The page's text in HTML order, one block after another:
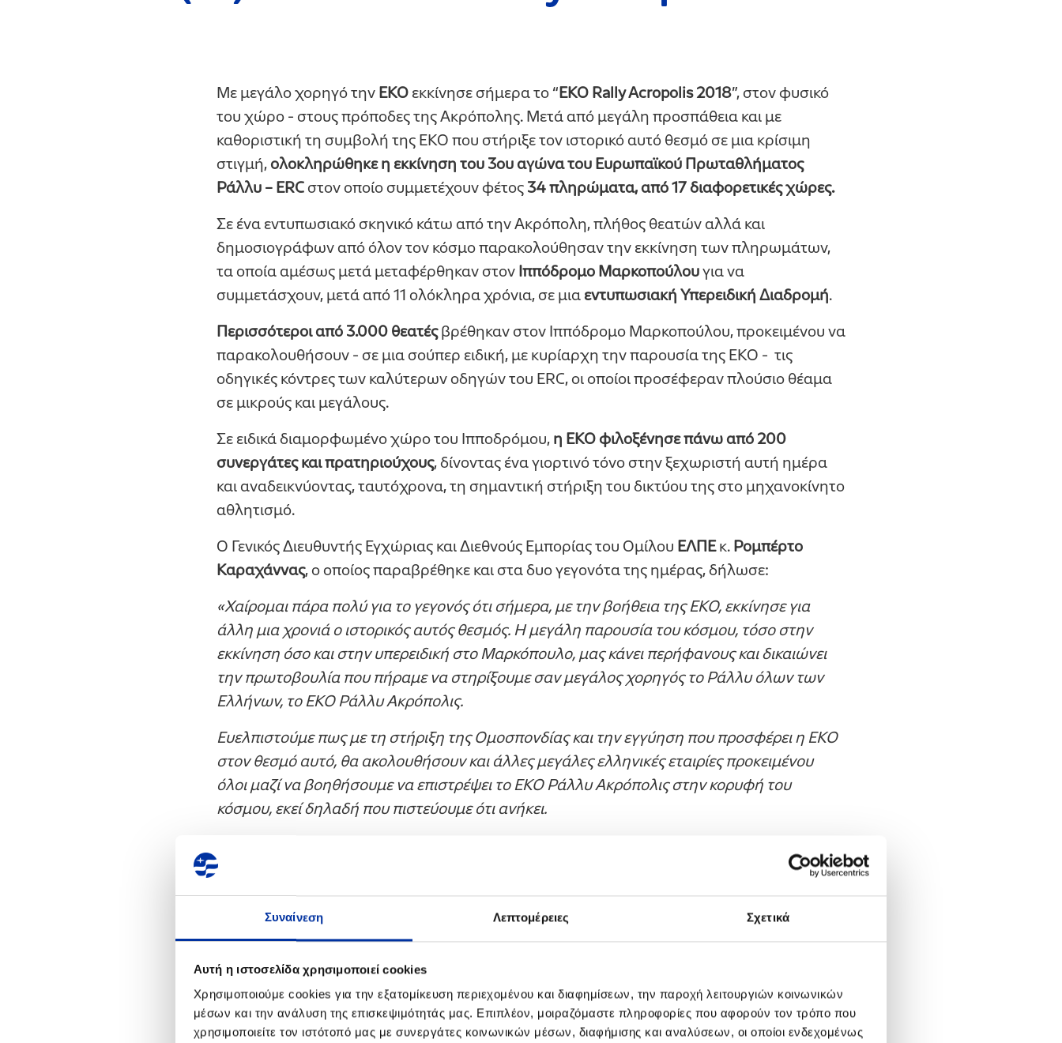
Συναίνεση Λεπτομέρειες Σχετικά
Αυτή η ιστοσελίδα χρησιμοποιεί cookies
Χρησιμοποιούμε cookies για την εξατομίκευση περιεχομένου και διαφημίσεων, την παροχή λειτουργιών κοινωνικών
μέσων και την ανάλυση της επισκεψιμότητάς μας. Επιπλέον, μοιραζόμαστε πληροφορίες που αφορούν τον τρόπο που
χρησιμοποιείτε τον ιστότοπό μας με συνεργάτες κοινωνικών μέσων, διαφήμισης και αναλύσεων, οι οποίοι ενδεχομένως
Με μεγάλο χορηγό την ΕΚΟεκκίνησε σήμερα το “EKO Rally Acropolis 2018”, στον φυσικό
του χώρο - στους πρόποδες της Ακρόπολης. Μετά από μεγάλη προσπάθεια και με
καθοριστική τη συμβολή της ΕΚΟ που στήριξε τον ιστορικό αυτό θεσμό σε μια κρίσιμη
στιγμή,ολοκληρώθηκε η εκκίνηση του 3ου αγώνα του Ευρωπαϊκού Πρωταθλήματος
Ράλλυ – ΕRCστον οποίο συμμετέχουν φέτος 34 πληρώματα, από 17 διαφορετικές χώρες.
Σε ένα εντυπωσιακό σκηνικό κάτω από την Ακρόπολη, πλήθος θεατών αλλά και
δημοσιογράφων από όλον τον κόσμο παρακολούθησαν την εκκίνηση των πληρωμάτων,
τα οποία αμέσως μετά μεταφέρθηκαν στον Ιππόδρομο Μαρκοπούλουγια να
συμμετάσχουν, μετά από 11 ολόκληρα χρόνια, σε μιαεντυπωσιακή Υπερειδική Διαδρομή.
Περισσότεροι από 3.000 θεατέςβρέθηκαν στον Ιππόδρομο Μαρκοπούλου, προκειμένου να
παρακολουθήσουν - σε μια σούπερ ειδική, με κυρίαρχη την παρουσία της ΕΚΟ - τις
οδηγικές κόντρες των καλύτερων οδηγών του ERC, οι οποίοι προσέφεραν πλούσιο θέαμα
σε μικρούς και μεγάλους.
Σε ειδικά διαμορφωμένο χώρο του Ιπποδρόμου, η ΕΚΟ φιλοξένησε πάνω από 200
συνεργάτες και πρατηριούχους, δίνοντας ένα γιορτινό τόνο στην ξεχωριστή αυτή ημέρα
και αναδεικνύοντας, ταυτόχρονα, τη σημαντική στήριξη του δικτύου της στο μηχανοκίνητο
αθλητισμό.
Ο Γενικός Διευθυντής Εγχώριας και Διεθνούς Εμπορίας του Ομίλου ΕΛΠΕκ. Ρομπέρτο
Καραχάννας, ο οποίος παραβρέθηκε και στα δυο γεγονότα της ημέρας, δήλωσε:
«Χαίρομαι πάρα πολύ για το γεγονός ότι σήμερα, με την βοήθεια της ΕΚΟ, εκκίνησε για
άλλη μια χρονιά ο ιστορικός αυτός θεσμός. Η μεγάλη παρουσία του κόσμου, τόσο στην
εκκίνηση όσο και στην υπερειδική στο Μαρκόπουλο, μας κάνει περήφανους και δικαιώνει
την πρωτοβουλία που πήραμε να στηρίξουμε σαν μεγάλος χορηγός το Ράλλυ όλων των
Ελλήνων, το ΕΚΟ Ράλλυ Ακρόπολις.
Ευελπιστούμε πως με τη στήριξη της Ομοσπονδίας και την εγγύηση που προσφέρει η ΕΚΟ
στον θεσμό αυτό, θα ακολουθήσουν και άλλες μεγάλες ελληνικές εταιρίες προκειμένου
όλοι μαζί να βοηθήσουμε να επιστρέψει το ΕΚΟ Ράλλυ Ακρόπολις στην κορυφή του
κόσμου, εκεί δηλαδή που πιστεύουμε ότι ανήκει.
πολλούς συνεργάτες και πρατηριούχους της ΕΚΟ που μας τίμησαν σήμερα με την
παρουσία τους.»